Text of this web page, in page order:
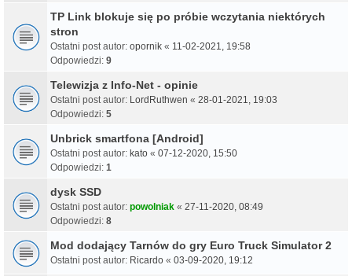
TP Link blokuje się po próbie wczytania niektórych
stron
Ostatni post autor: opornik « 11-02-2021, 19:58
Odpowiedzi: 9
Telewizja z Info-Net - opinie
Ostatni post autor: LordRuthwen « 28-01-2021, 19:03
Odpowiedzi: 5
Unbrick smartfona [Android]
Ostatni post autor: kato « 07-12-2020, 15:50
Odpowiedzi: 1
dysk SSD
Ostatni post autor: powolniak « 27-11-2020, 08:49
Odpowiedzi: 8
Mod dodający Tarnów do gry Euro Truck Simulator 2
Ostatni post autor: Ricardo « 03-09-2020, 19:12